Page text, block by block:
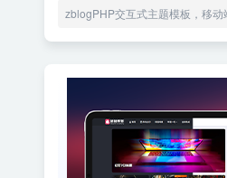
zblogPHP交互式主题模板，移动